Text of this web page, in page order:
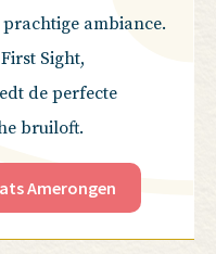
ambiance.
Sight,
de perfecte
bruiloft.
Amerongen